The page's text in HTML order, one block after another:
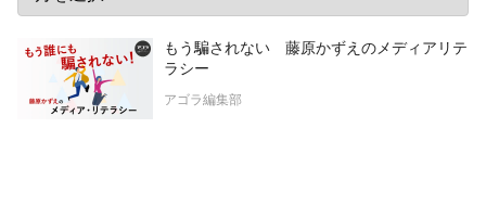
もう騙されない 藤原かずえのメディアリテ
ラシー
アゴラ編集部